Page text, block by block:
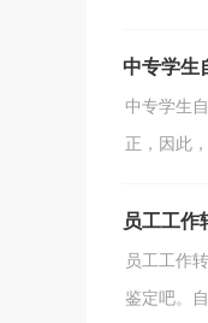
中专学生
中专学生
正，因此
员工工作
员工工作
鉴定吧。